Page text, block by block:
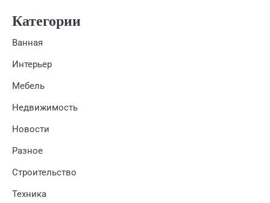
Категории
Ванная
Интерьер
Мебель
Недвижимость
Новости
Разное
Строительство
Техника